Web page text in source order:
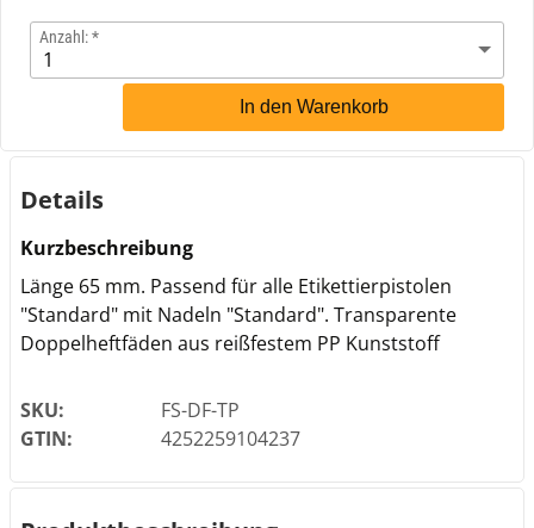
Anzahl:
In den Warenkorb
Details
Kurzbeschreibung
Länge 65 mm. Passend für alle Etikettierpistolen
"Standard" mit Nadeln "Standard". Transparente
Doppelheftfäden aus reißfestem PP Kunststoff
SKU:
FS-DF-TP
GTIN:
4252259104237